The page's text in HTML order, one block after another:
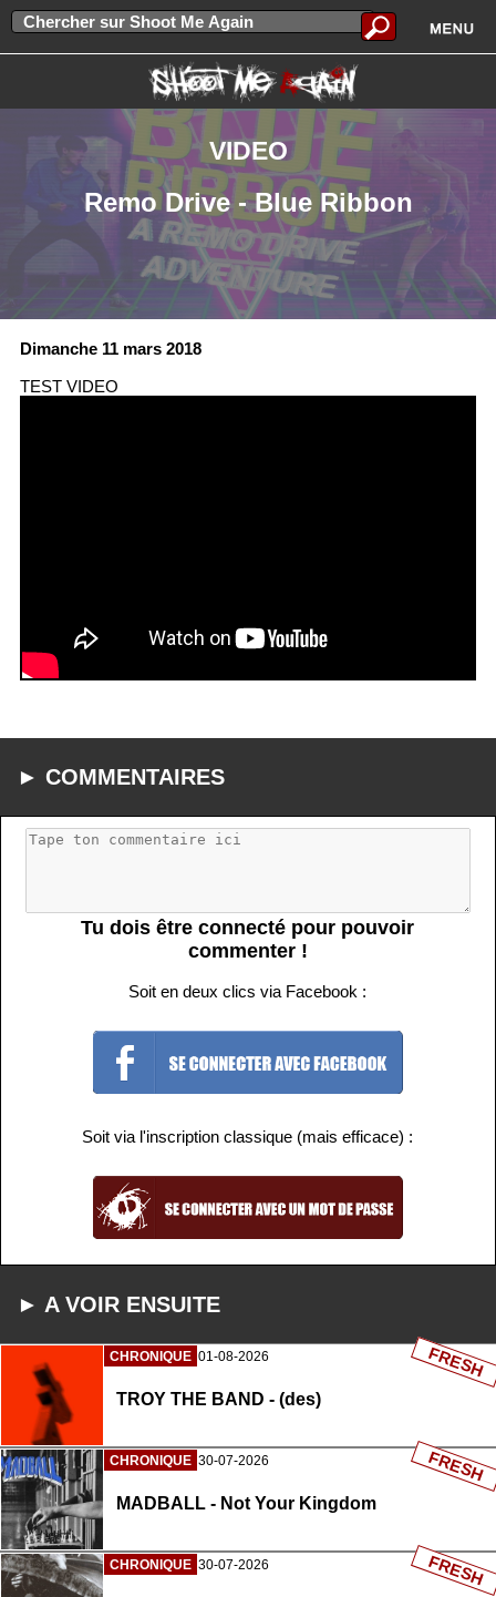
VIDEO
Remo Drive - Blue Ribbon
Dimanche 11 mars 2018
TEST VIDEO
► COMMENTAIRES
Tu dois être connecté pour pouvoir
commenter !
Soit en deux clics via Facebook :
Soit via l'inscription classique (mais efficace) :
► A VOIR ENSUITE
CHRONIQUE 01-08-2026
TROY THE BAND - (des)
FRESH
CHRONIQUE 30-07-2026
MADBALL - Not Your Kingdom
FRESH
CHRONIQUE 30-07-2026 FRESH